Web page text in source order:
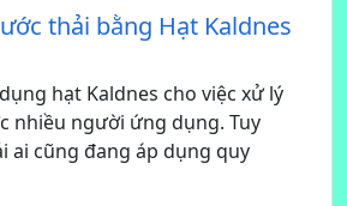
thải bằng Hạt Kaldnes
hạt Kaldnes cho việc xử lý
nhiều người ứng dụng. Tuy
ai cũng đang áp dụng quy